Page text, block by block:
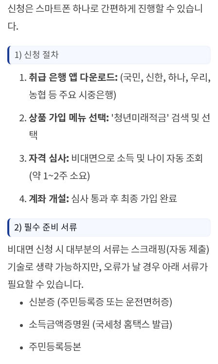
신청은 스마트폰 하나로 간편하게 진행할 수 있습니
다.
1) 신청 절차
취급 은행 앱 다운로드: (국민, 신한, 하나, 우리,
농협 등 주요 시중은행)
상품 가입 메뉴 선택: '청년미래적금' 검색 및 선
택
자격 심사: 비대면으로 소득 및 나이 자동 조회
(약 1~2주 소요)
계좌 개설: 심사 통과 후 최종 가입 완료
2) 필수 준비 서류
비대면 신청 시 대부분의 서류는 스크래핑(자동 제출)
기술로 생략 가능하지만, 오류가 날 경우 아래 서류가
필요할 수 있습니다.
신분증 (주민등록증 또는 운전면허증)
소득금액증명원 (국세청 홈택스 발급)
주민등록등본